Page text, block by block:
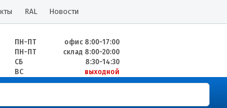
RAL Новости
ПН-ПТ
офис 8:00-17:00
ПН-ПТ
склад 8:00-20:00
СБ
8:30-14:30
ВС
выходной